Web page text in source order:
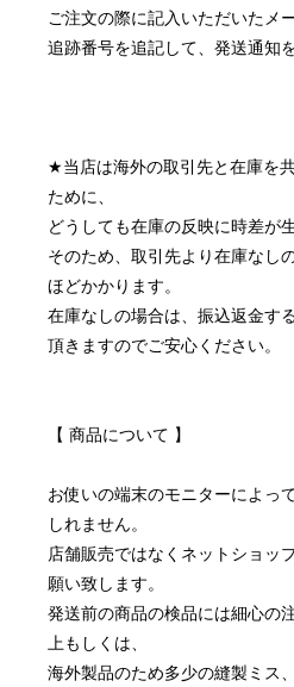
ご注文の際に記入いただいたメ
追跡番号を追記して、発送通知
★当店は海外の取引先と在庫を
ために、
どうしても在庫の反映に時差が生
そのため、取引先より在庫なし
ほどかかります。
在庫なしの場合は、振込返金す
頂きますのでご安心ください。
【 商品について 】
お使いの端末のモニターによっ
しれません。
店舗販売ではなくネットショッ
願い致します。
発送前の商品の検品には細心の
上もしくは、
海外製品のため多少の縫製ミス